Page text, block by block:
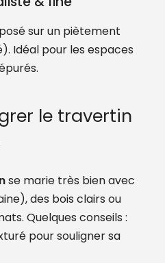
sur un piètement
Idéal pour les espaces
le travertin
se marie très bien avec
des bois clairs ou
Quelques conseils :
pour souligner sa